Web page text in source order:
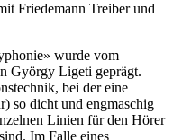
Friedemann Treiber und
wurde vom
György Ligeti geprägt.
bei der eine
so dicht und engmaschig
Linien für den Hörer
Im Falle eines